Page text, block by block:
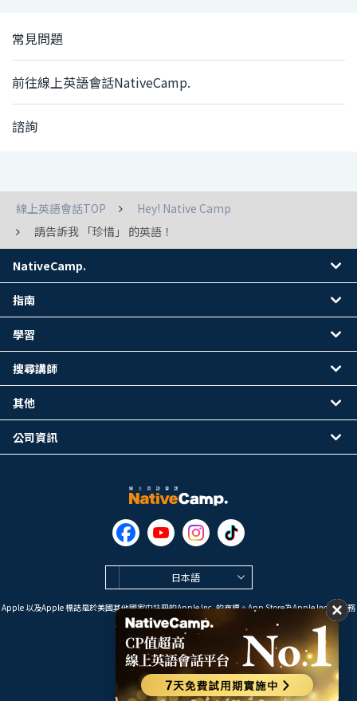
常見問題
前往線上英語會話NativeCamp.
諮詢
線上英語會話TOP
Hey! Native Camp
請告訴我 「珍惜」 的英語！
日本語
Apple 以及Apple 標誌是於美國其他國家中註冊的Apple Inc. 的商標。App Store為Apple Inc. 的服務
標誌。
Google Play是 Google LLC 的商標。
Copyright © 2026 線上英語會話
NativeCamp. All Rights Reserved.
NativeCamp.
指南
學習
搜尋講師
其他
公司資訊